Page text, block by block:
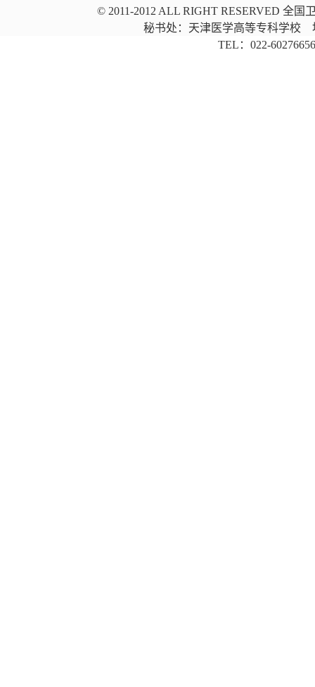
© 2011-2012 ALL RIGHT RESERVED 全
秘书处：天津医学高等专科学
TEL：022-